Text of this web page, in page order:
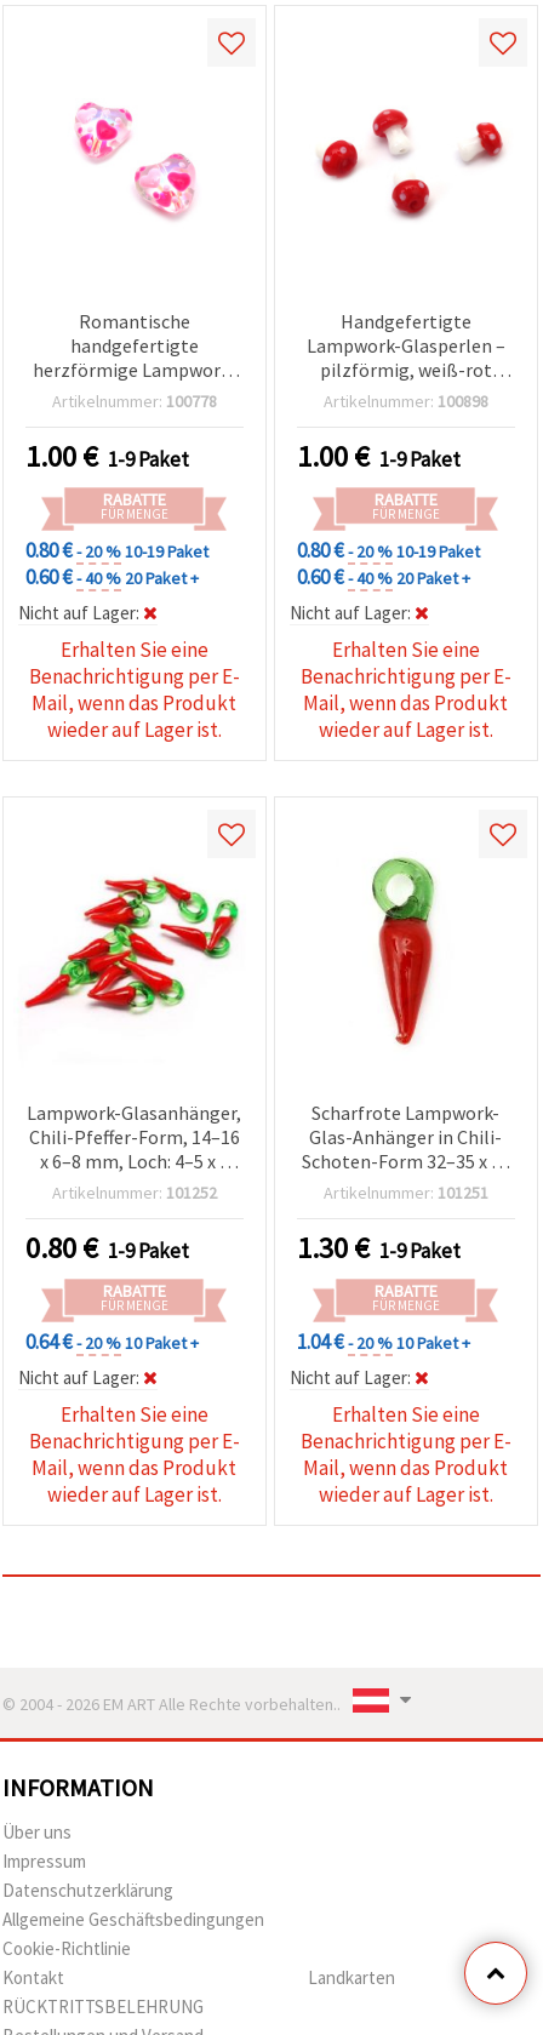
Romantische
handgefertigte
herzförmige Lampwork-
Glasperlen, rosa mit
13 x 9 mm, Loch 1,5 mm –
perfekt für
Schmuckherstellung,
Geschenke & DIY-Basteln
Artikelnummer: 100778
1.00€ 1-9 Paket
RABATTE
FÜR MENGE
0.80 €- 20 %10-19 Paket
0.60 €- 40 % 20 Paket +
Nicht auf Lager:
Erhalten Sie eine
Benachrichtigung per E-
Mail, wenn das Produkt
wieder auf Lager ist.
Handgefertigte
Lampwork-Glasperlen –
pilzförmig, weiß-rot
bemalt, 13 x 9 mm, Loch 3
Schmuck & Basteln
Artikelnummer: 100898
1.00€ 1-9 Paket
RABATTE
FÜR MENGE
0.80 €- 20 %10-19 Paket
0.60 €- 40 % 20 Paket +
Nicht auf Lager:
Erhalten Sie eine
Benachrichtigung per E-
Mail, wenn das Produkt
wieder auf Lager ist.
Lampwork-Glasanhänger,
Chili-Pfeffer-Form, 14–16
x 6–8 mm, Loch: 4–5 x 3
mm, Rot, 10 Stück
Artikelnummer: 101252
0.80€ 1-9 Paket
RABATTE
FÜR MENGE
0.64 €- 20 %10 Paket +
Nicht auf Lager:
Erhalten Sie eine
Benachrichtigung per E-
Mail, wenn das Produkt
wieder auf Lager ist.
Scharfrote Lampwork-
Glas-Anhänger in Chili-
Schoten-Form 32–35 x 9–
11 mm, Loch: 4–5 x 3 mm
Schmuckherstellung,
Accessoires & DIY-
Bastelspaß – 5er-Pack
Artikelnummer: 101251
1.30€ 1-9 Paket
RABATTE
FÜR MENGE
1.04 €- 20 %10 Paket +
Nicht auf Lager:
Erhalten Sie eine
Benachrichtigung per E-
Mail, wenn das Produkt
wieder auf Lager ist.
© 2004 - 2026 EM ART Alle Rechte vorbehalten..
INFORMATION
Über uns
Impressum
Datenschutzerklärung
Allgemeine Geschäftsbedingungen
Cookie-Richtlinie
Kontakt
RÜCKTRITTSBELEHRUNG
Landkarten